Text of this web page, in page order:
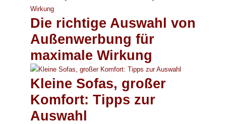
Die richtige Auswahl von
Außenwerbung für
maximale Wirkung
Kleine Sofas, großer
Komfort: Tipps zur
Auswahl